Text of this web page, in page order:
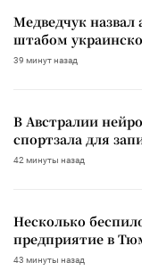
Медведчук
штабом
39 минут назад
В Австралии
спортзала для
42 минуты назад
Несколько
предприятие в
43 минуты назад